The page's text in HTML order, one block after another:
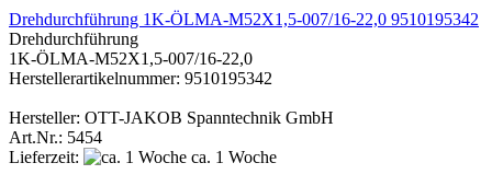
Drehdurchführung 1K-ÖLMA-M52X1,5-007/16-22,0 9510195342
Drehdurchführung
1K-ÖLMA-M52X1,5-007/16-22,0
Herstellerartikelnummer: 9510195342
Hersteller: OTT-JAKOB Spanntechnik GmbH
Art.Nr.: 5454
Lieferzeit:
ca. 1 Woche